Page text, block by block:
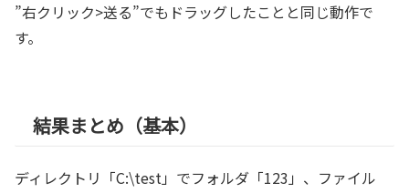
”右クリック>送る”でもドラッグしたことと同じ動作で
す。
結果まとめ（基本）
ディレクトリ「C:\test」でフォルダ「123」、ファイル